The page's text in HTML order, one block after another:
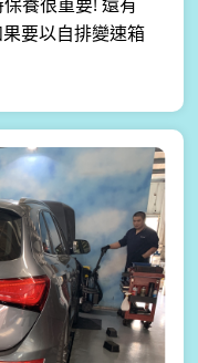
要以自排變速箱